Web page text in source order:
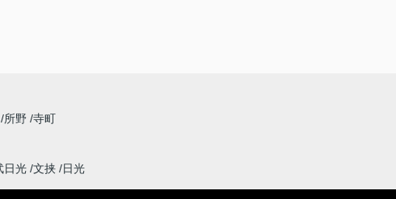
所野 寺町
日光 文挟 日光